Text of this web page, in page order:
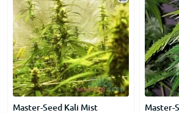
Master-Seed Kali Mist
Master-